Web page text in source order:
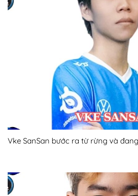
Vke SanSan bước ra từ rừng và